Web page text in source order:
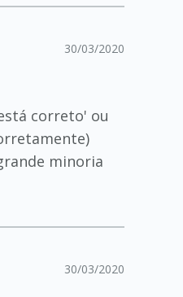
30/03/2020
correto' ou
minoria
30/03/2020